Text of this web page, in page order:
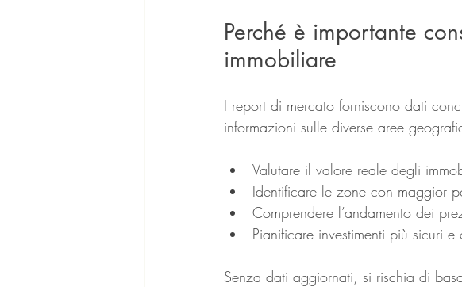
Perché è importante
immobiliare
I report di mercato forniscono dati
informazioni sulle diverse aree
Valutare il valore reale degli
Identificare le zone con maggior
Comprendere l’andamento dei
Pianificare investimenti più sicuri e
Senza dati aggiornati, si rischia di